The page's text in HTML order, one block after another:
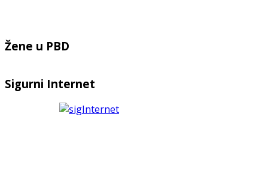
Žene u PBD
Sigurni Internet